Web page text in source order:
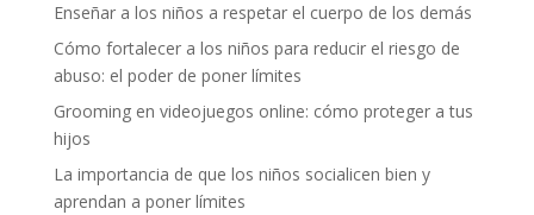
Enseñar a los niños a respetar el cuerpo de los demás
Cómo fortalecer a los niños para reducir el riesgo de
abuso: el poder de poner límites
Grooming en videojuegos online: cómo proteger a tus
hijos
La importancia de que los niños socialicen bien y
aprendan a poner límites